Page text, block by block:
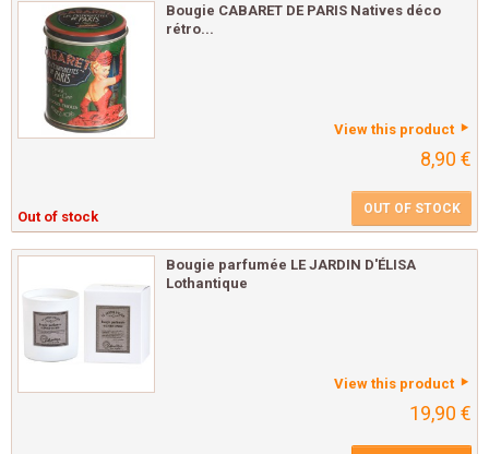
Bougie CABARET DE PARIS Natives déco
rétro...
View this product
8,90 €
Out of stock OUT OF STOCK
Bougie parfumée LE JARDIN D'ÉLISA
Lothantique
View this product
19,90 €